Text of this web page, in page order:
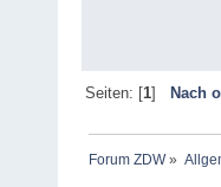
Seiten: [1] Nach
Forum ZDW»